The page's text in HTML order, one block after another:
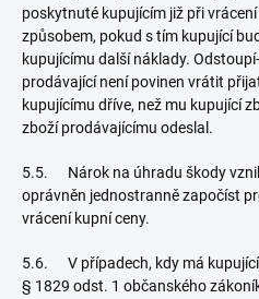
poskytnuté kupujícím již při
způsobem, pokud s tím kupující
kupujícímu další náklady.
prodávající není povinen vrátit
kupujícímu dříve, než mu kupující
zboží prodávajícímu odeslal.
5.5. Nárok na úhradu škody
oprávněn jednostranně započíst
vrácení kupní ceny.
5.6. V případech, kdy má
§ 1829 odst. 1 občanského